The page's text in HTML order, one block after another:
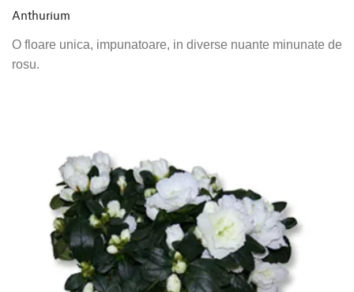
Anthurium
O floare unica, impunatoare, in diverse nuante minunate de
rosu.